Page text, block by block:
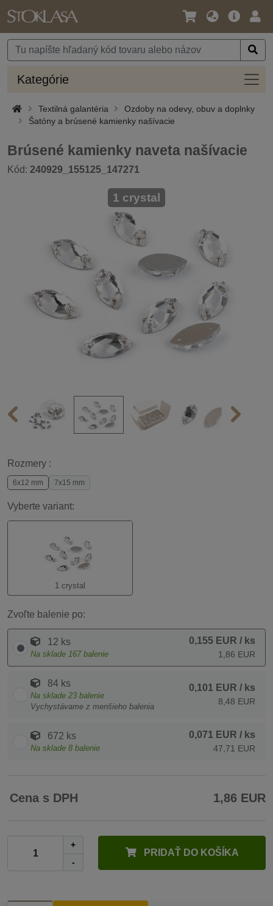
Jazyk
Mena
Hlavná
Kategórie
Textilná galantéria
Ozdoby na odevy, obuv a doplnky
Šatóny a brúsené kamienky našívacie
Brúsené kamienky naveta našívacie
Kód: 240929_155125_147271
1 crystal
Rozmery :
6x12 mm 7x15 mm
Vyberte variant:
1 crystal
Zvoľte balenie po:
12 ks
Na sklade 167 balenie
0,155 EUR / ks
1,86 EUR
84 ks
Na sklade 23 balenie
Vychystávame z menšieho balenia
0,101 EUR / ks
8,48 EUR
672 ks
Na sklade 8 balenie
0,071 EUR / ks
47,71 EUR
Cena s DPH 1,86 EUR
+
-
PRIDAŤ DO KOŠÍKA